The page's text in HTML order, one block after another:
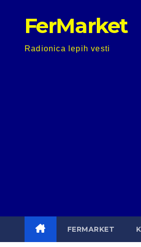
FerMarket
Radionica lepih vesti
FERMARKET